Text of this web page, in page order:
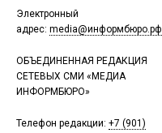
Электронный
адрес: media@информбюро.рф
ОБЪЕДИНЕННАЯ РЕДАКЦИЯ
СЕТЕВЫХ СМИ «МЕДИА
ИНФОРМБЮРО»
Телефон редакции: +7 (901)